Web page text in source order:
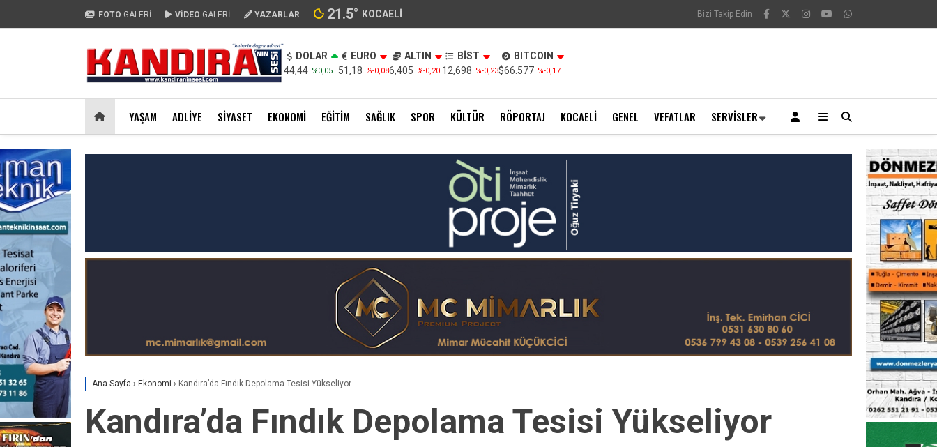
FOTO GALERİ VİDEO GALERİ YAZARLAR 21.5° KOCAELI Bizi Takip Edin
DOLAR
44,44 %0,05
EURO
51,18 %-0,08
ALTIN
6,405 %-0,20
BİST
12,698 %-0,23
BITCOIN
$66.577 %-0,17
YAŞAM ADLIYE SIYASET EKONOMI EĞITIM SAĞLIK SPOR KÜLTÜR RÖPORTAJ KOCAELI GENEL VEFATLAR SERVISLER
Ana Sayfa › Ekonomi › Kandıra’da Fındık Depolama Tesisi Yükseliyor
Kandıra’da Fındık Depolama Tesisi Yükseliyor